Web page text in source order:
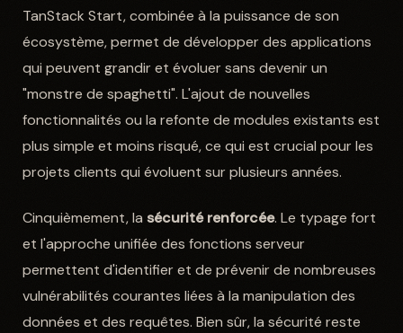
TanStack Start, combinée à la puissance de son
écosystème, permet de développer des applications
qui peuvent grandir et évoluer sans devenir un
"monstre de spaghetti". L'ajout de nouvelles
fonctionnalités ou la refonte de modules existants est
plus simple et moins risqué, ce qui est crucial pour les
projets clients qui évoluent sur plusieurs années.
Cinquièmement, la sécurité renforcée. Le typage fort
et l'approche unifiée des fonctions serveur
permettent d'identifier et de prévenir de nombreuses
vulnérabilités courantes liées à la manipulation des
données et des requêtes. Bien sûr, la sécurité reste